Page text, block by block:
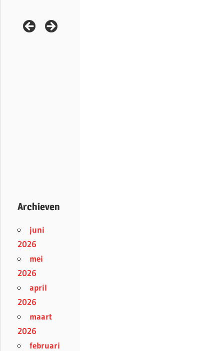
Archieven
juni
2026
mei
2026
april
2026
maart
2026
februari